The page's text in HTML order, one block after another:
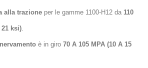
alla trazioneper le gamme 1100-H12 da 110
21 ksi).
è in giro 70 A 105 MPA (10 A 15